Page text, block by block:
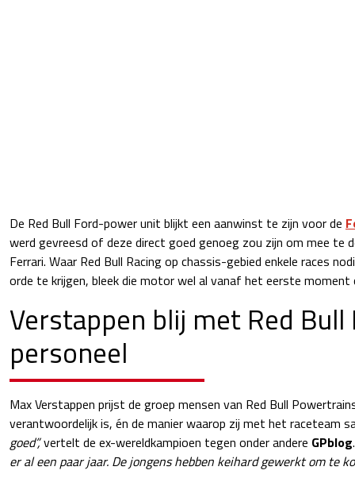
De Red Bull Ford-power unit blijkt een aanwinst te zijn voor de
werd gevreesd of deze direct goed genoeg zou zijn om mee te
Ferrari. Waar Red Bull Racing op chassis-gebied enkele races
orde te krijgen, bleek die motor wel al vanaf het eerste
Verstappen blij met Red
personeel
Max Verstappen prijst de groep mensen van Red Bull
verantwoordelijk is, én de manier waarop zij met het raceteam
goed”,vertelt de ex-wereldkampioen tegen onder andere GPblog
er al een paar jaar. De jongens hebben keihard gewerkt om te